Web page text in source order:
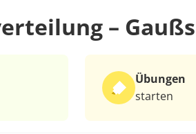
–
Übungen
starten